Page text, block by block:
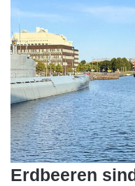
Erdbeeren